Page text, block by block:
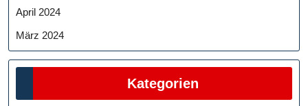
April 2024
März 2024
Kategorien